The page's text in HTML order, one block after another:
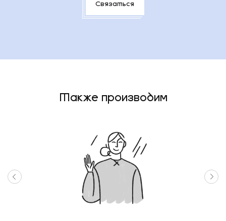
Связаться
Также производим